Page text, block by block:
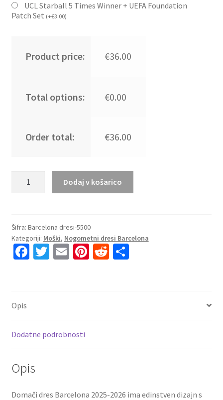
UCL Starball 5 Times Winner + UEFA Foundation
Patch Set (+€3.00)
Product price: €36.00
Total options: €0.00
Order total: €36.00
dresov
kompleti
Wojciech
Barcelona
26
Dodaj v košarico
Šifra: Barcelona dresi-5500
Kategoriji: Moški, Nogometni dresi Barcelona
Fa
k
T E Pi R S
Opis
Dodatne podrobnosti
Opis
Domači dres Barcelona 2025-2026 ima edinstven dizajn s